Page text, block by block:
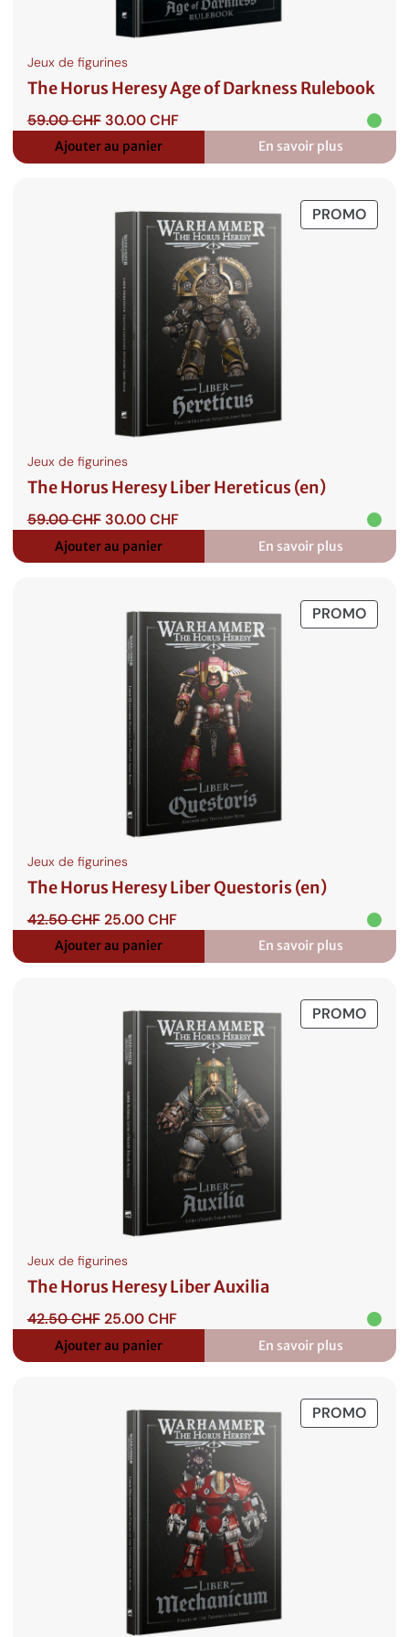
Jeux de figurines
The Horus Heresy Age of Darkness Rulebook
59.00CHF Le
prix
initial
30.00CHFLe
actuel
Ajouter au panier En savoir plus
:
The
Heresy
Age
of
PROMO
EN
Jeux de figurines
The Horus Heresy Liber Hereticus (en)
59.00CHF Le
initial
30.00CHFLe
actuel
Ajouter au panier En savoir plus
:
The
Heresy
Liber
Hereticus
PROMO
EN
Jeux de figurines
The Horus Heresy Liber Questoris (en)
42.50CHF Le
prix
initial
25.00CHFLe
actuel
Ajouter au panier En savoir plus
:
The
Heresy
Liber
Questoris
PROMO
EN
Jeux de figurines
The Horus Heresy Liber Auxilia
42.50CHF Le
initial
25.00CHFLe
actuel
Ajouter au panier En savoir plus
:
The
Heresy
Liber
Auxilia
PROMO
EN